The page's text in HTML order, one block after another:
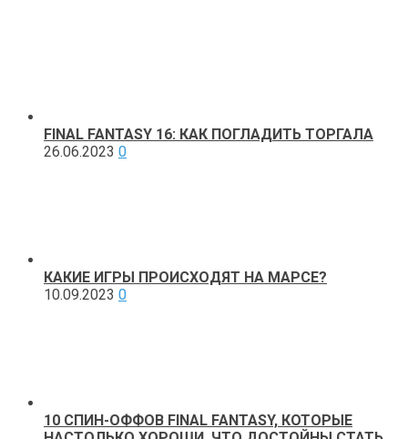
FINAL FANTASY 16: КАК ПОГЛАДИТЬ ТОРГАЛА
26.06.2023 0
КАКИЕ ИГРЫ ПРОИСХОДЯТ НА МАРСЕ?
10.09.2023 0
10 СПИН-ОФФОВ FINAL FANTASY, КОТОРЫЕ